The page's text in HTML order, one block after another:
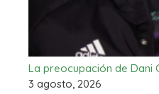
La preocupación de Dani
3 agosto, 2026